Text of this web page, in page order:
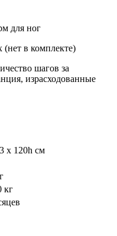
для ног
(нет в комплекте)
шагов за
израсходованные
х 120h см
кг